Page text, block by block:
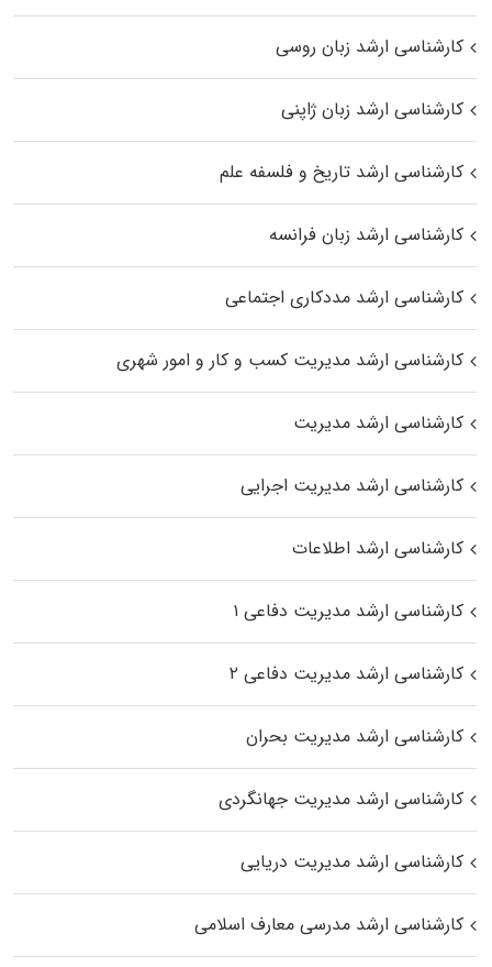
کارشناسی ارشد زبان روسی
کارشناسی ارشد زبان ژاپنی
کارشناسی ارشد تاریخ و فلسفه علم
کارشناسی ارشد زبان فرانسه
کارشناسی ارشد مددکاری اجتماعی
کارشناسی ارشد مدیریت کسب و کار و امور شهری
کارشناسی ارشد مدیریت
کارشناسی ارشد مدیریت اجرایی
کارشناسی ارشد اطلاعات
کارشناسی ارشد مدیریت دفاعی ۱
کارشناسی ارشد مدیریت دفاعی ۲
کارشناسی ارشد مدیریت بحران
کارشناسی ارشد مدیریت جهانگردی
کارشناسی ارشد مدیریت دریایی
کارشناسی ارشد مدرسی معارف اسلامی